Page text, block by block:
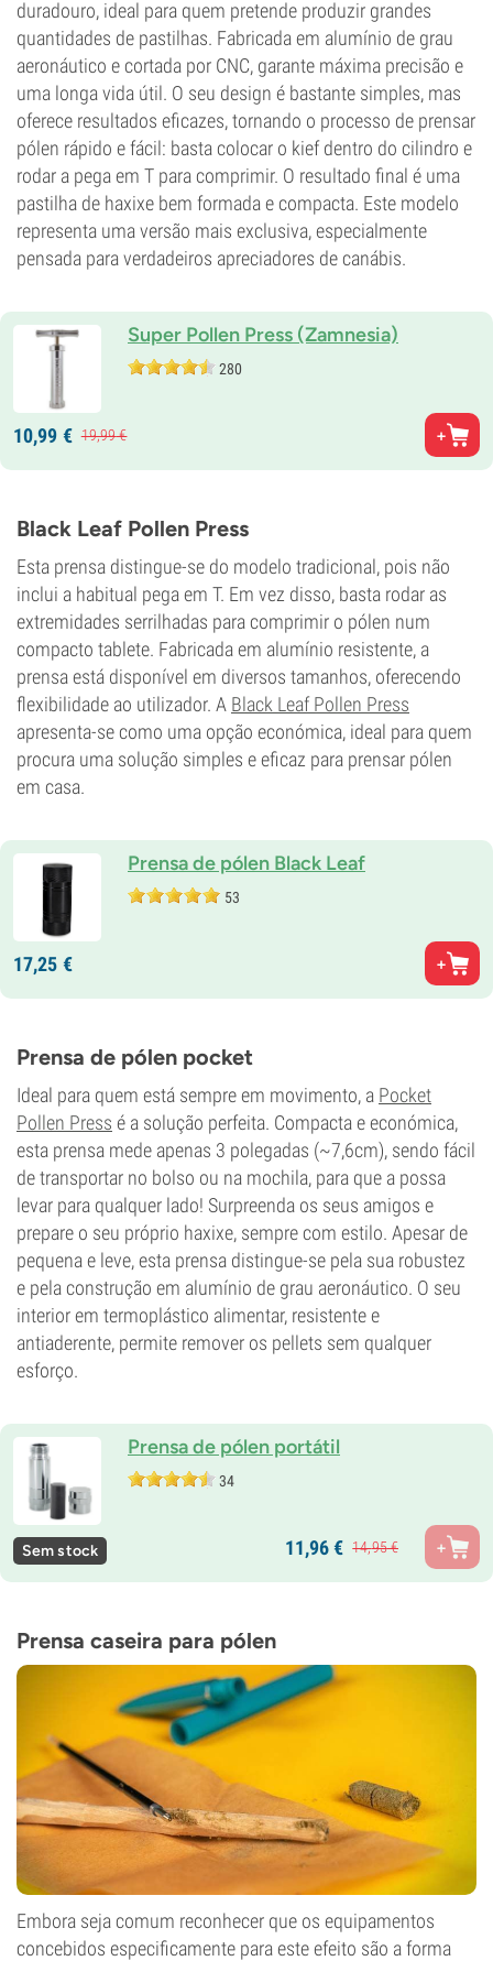
duradouro, ideal para quem pretende produzir grandes
quantidades de pastilhas. Fabricada em alumínio de grau
aeronáutico e cortada por CNC, garante máxima precisão e
uma longa vida útil. O seu design é bastante simples, mas
oferece resultados eficazes, tornando o processo de prensar
pólen rápido e fácil: basta colocar o kief dentro do cilindro e
rodar a pega em T para comprimir. O resultado final é uma
pastilha de haxixe bem formada e compacta. Este modelo
representa uma versão mais exclusiva, especialmente
pensada para verdadeiros apreciadores de canábis.
Super Pollen Press (Zamnesia)
280
10,99 € 19,99€
Black Leaf Pollen Press
Esta prensa distingue-se do modelo tradicional, pois não
inclui a habitual pega em T. Em vez disso, basta rodar as
extremidades serrilhadas para comprimir o pólen num
compacto tablete. Fabricada em alumínio resistente, a
prensa está disponível em diversos tamanhos, oferecendo
flexibilidade ao utilizador. A Black Leaf Pollen Press
apresenta-se como uma opção económica, ideal para quem
procura uma solução simples e eficaz para prensar pólen
em casa.
Prensa de pólen Black Leaf
53
17,25 €
Prensa de pólen pocket
Ideal para quem está sempre em movimento, a Pocket
Pollen Press é a solução perfeita. Compacta e económica,
esta prensa mede apenas 3 polegadas (~7,6cm), sendo fácil
de transportar no bolso ou na mochila, para que a possa
levar para qualquer lado! Surpreenda os seus amigos e
prepare o seu próprio haxixe, sempre com estilo. Apesar de
pequena e leve, esta prensa distingue-se pela sua robustez
e pela construção em alumínio de grau aeronáutico. O seu
interior em termoplástico alimentar, resistente e
antiaderente, permite remover os pellets sem qualquer
esforço.
Prensa de pólen portátil
34
Sem stock 11,96€ 14,95€
Prensa caseira para pólen
Embora seja comum reconhecer que os equipamentos
concebidos especificamente para este efeito são a forma